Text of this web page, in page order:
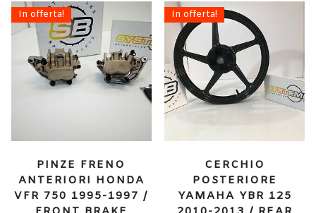
In offerta!
PINZE FRENO
ANTERIORI HONDA
VFR 750 1995-1997 /
In offerta!
CERCHIO
POSTERIORE
YAMAHA YBR 125